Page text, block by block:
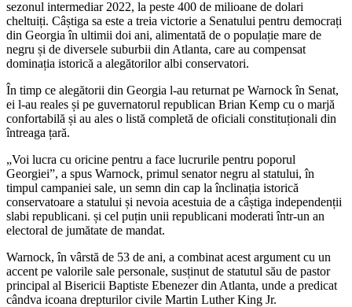
sezonul intermediar 2022, la peste 400 de milioane de dolari
cheltuiți. Câștiga sa este a treia victorie a Senatului pentru democrați
din Georgia în ultimii doi ani, alimentată de o populație mare de
negru și de diversele suburbii din Atlanta, care au compensat
dominația istorică a alegătorilor albi conservatori.
În timp ce alegătorii din Georgia l-au returnat pe Warnock în Senat,
ei l-au reales și pe guvernatorul republican Brian Kemp cu o marjă
confortabilă și au ales o listă completă de oficiali constituționali din
întreaga țară.
„Voi lucra cu oricine pentru a face lucrurile pentru poporul
Georgiei”, a spus Warnock, primul senator negru al statului, în
timpul campaniei sale, un semn din cap la înclinația istorică
conservatoare a statului și nevoia acestuia de a câștiga independenții
slabi republicani. și cel puțin unii republicani moderati într-un an
electoral de jumătate de mandat.
Warnock, în vârstă de 53 de ani, a combinat acest argument cu un
accent pe valorile sale personale, susținut de statutul său de pastor
principal al Bisericii Baptiste Ebenezer din Atlanta, unde a predicat
cândva icoana drepturilor civile Martin Luther King Jr.